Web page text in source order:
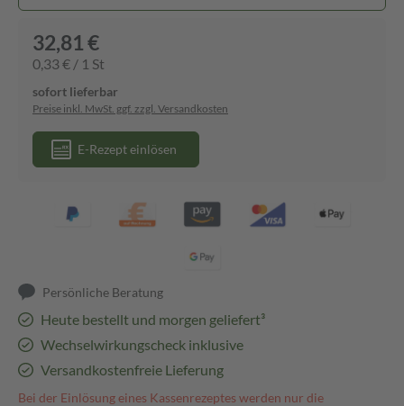
32,81 €
0,33 € / 1 St
sofort lieferbar
Preise inkl. MwSt. ggf. zzgl. Versandkosten
E-Rezept einlösen
Persönliche Beratung
Heute bestellt und morgen geliefert³
Wechselwirkungscheck inklusive
Versandkostenfreie Lieferung
Bei der Einlösung eines Kassenrezeptes werden nur die